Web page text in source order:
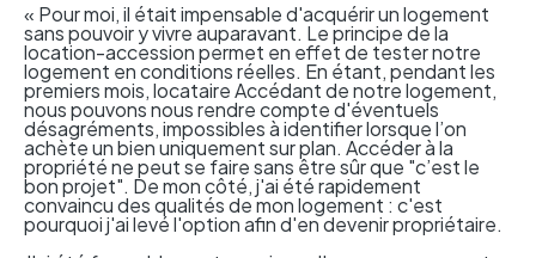
« Pour moi, il était impensable d'acquérir un logement
sans pouvoir y vivre auparavant. Le principe de la
location-accession permet en effet de tester notre
logement en conditions réelles. En étant, pendant les
premiers mois, locataire Accédant de notre logement,
nous pouvons nous rendre compte d'éventuels
désagréments, impossibles à identifier lorsque l’on
achète un bien uniquement sur plan. Accéder à la
propriété ne peut se faire sans être sûr que "c’est le
bon projet". De mon côté, j'ai été rapidement
convaincu des qualités de mon logement : c'est
pourquoi j'ai levé l'option afin d'en devenir propriétaire.